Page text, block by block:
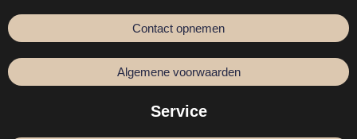
Contact opnemen
Algemene voorwaarden
Service